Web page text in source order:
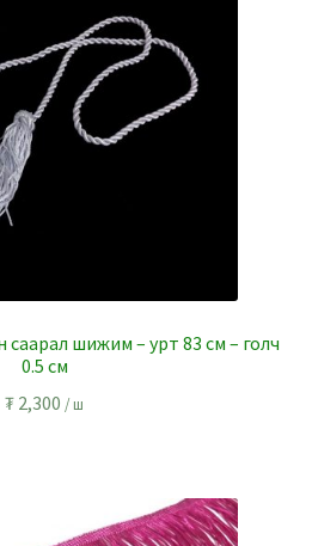
саарал шижим – урт 83 см – голч
0.5 см
₮ 2,300 / ш